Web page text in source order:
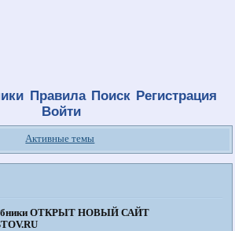
Правила Поиск Регистрация
Войти
Активные темы
ОТКРЫТ НОВЫЙ САЙТ